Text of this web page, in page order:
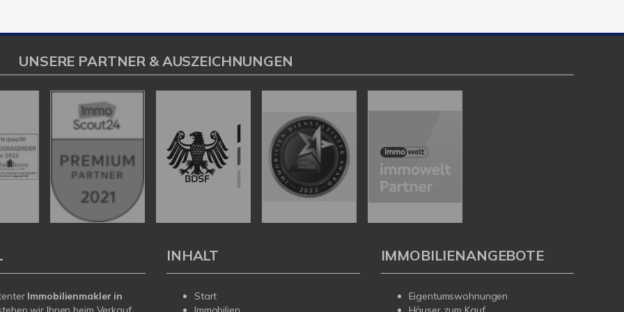
UNSERE PARTNER & AUSZEICHNUNGEN
Immobilienmakler in
INHALT
Start
IMMOBILIENANGEBOTE
Eigentumswohnungen